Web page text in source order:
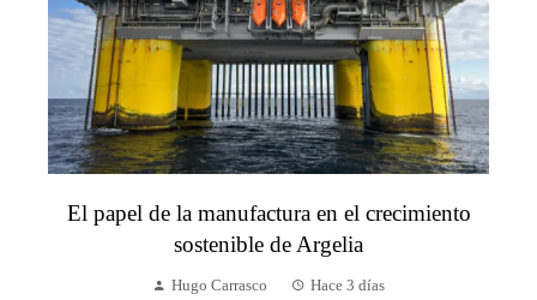
El papel de la manufactura en el crecimiento
sostenible de Argelia
Hugo Carrasco Hace 3 días